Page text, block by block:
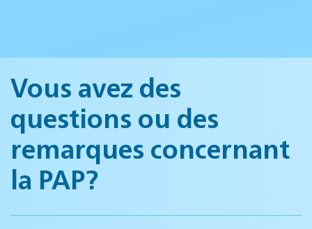
Vous avez des
questions ou des
remarques concernant
la PAP?